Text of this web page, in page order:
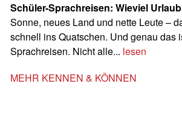
Schüler-Sprachreisen: Wieviel
Sonne, neues Land und nette Leute –
schnell ins Quatschen. Und genau das
Sprachreisen. Nicht alle... lesen
MEHR KENNEN & KÖNNEN